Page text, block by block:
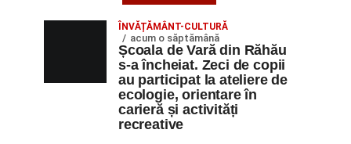
ÎNVĂȚĂMÂNT-CULTURĂ
acum o săptămână
Școala de Vară din Răhău
s-a încheiat. Zeci de copii
au participat la ateliere de
ecologie, orientare în
carieră și activități
recreative